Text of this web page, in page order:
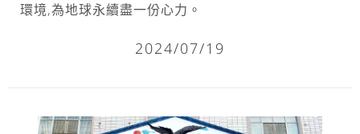
環境,為地球永續盡一份心力。
2024/07/19